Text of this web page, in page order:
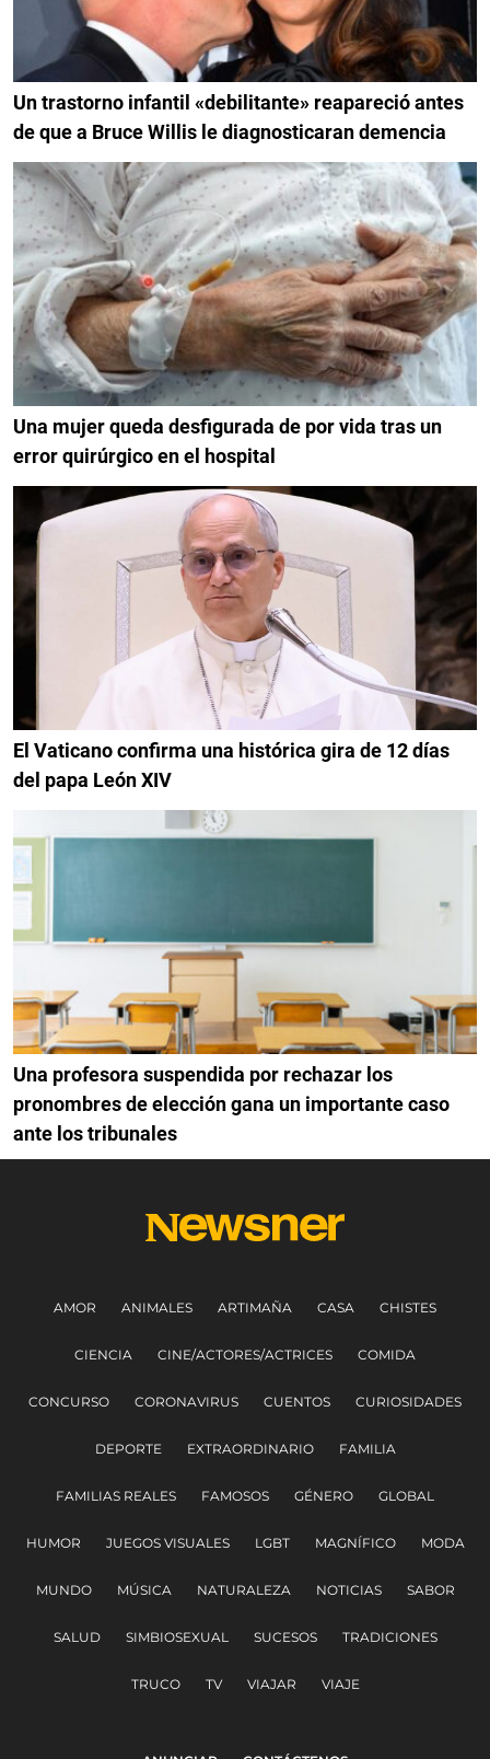
Un trastorno infantil «debilitante» reapareció antes
de que a Bruce Willis le diagnosticaran demencia
Una mujer queda desfigurada de por vida tras un
error quirúrgico en el hospital
El Vaticano confirma una histórica gira de 12 días
del papa León XIV
Una profesora suspendida por rechazar los
pronombres de elección gana un importante caso
ante los tribunales
AMOR ANIMALES ARTIMAÑA CASA CHISTES
CIENCIA CINE/ACTORES/ACTRICES COMIDA
CONCURSO CORONAVIRUS CUENTOS CURIOSIDADES
DEPORTE EXTRAORDINARIO FAMILIA
FAMILIAS REALES FAMOSOS GÉNERO GLOBAL
HUMOR JUEGOS VISUALES LGBT MAGNÍFICO MODA
MUNDO MÚSICA NATURALEZA NOTICIAS SABOR
SALUD SIMBIOSEXUAL SUCESOS TRADICIONES
TRUCO TV VIAJAR VIAJE